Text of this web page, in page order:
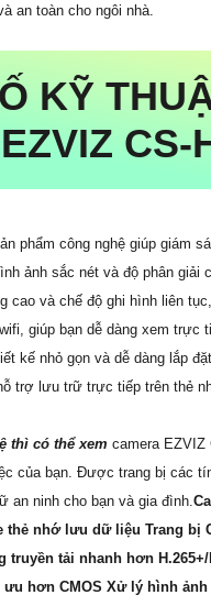
an toàn cho ngôi nhà.
KỸ
CS-
phẩm công nghệ giúp giám
ảnh sắc nét và độ phân giải
và chế độ ghi hình liên
giúp bạn dễ dàng xem trực
kế nhỏ gọn và dễ dàng lắp
trợ lưu trữ trực tiếp trên thẻ
thì có thể xem camera EZVIZ
của bạn. Được trang bị các
an ninh cho bạn và gia đình.
nhớ lưu dữ liệu Trang bị
tải nhanh hơn
hơn CMOS Xử lý hình